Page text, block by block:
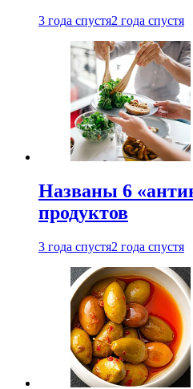
3 года спустя2 года спустя
Названы 6
продуктов
3 года спустя2 года спустя